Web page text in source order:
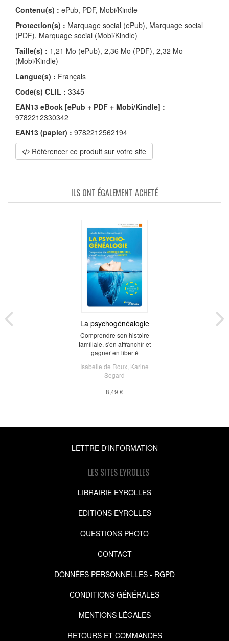
Contenu(s) : ePub, PDF, Mobi/Kindle
Protection(s) : Marquage social (ePub), Marquage social
(PDF), Marquage social (Mobi/Kindle)
Taille(s) : 1,21 Mo (ePub), 2,36 Mo (PDF), 2,32 Mo
(Mobi/Kindle)
Langue(s) : Français
Code(s) CLIL : 3345
EAN13 eBook [ePub + PDF + Mobi/Kindle] :
9782212330342
EAN13 (papier) : 9782212562194
Référencer ce produit sur votre site
ILS ONT ÉGALEMENT ACHETÉ
La psychogénéalogie
Comprendre son histoire
familiale, s'en affranchir et
gagner en liberté
Isabelle de Roux Karine
Segard
8,49 €
LETTRE D'INFORMATION
LES SITES EYROLLES
LIBRAIRIE EYROLLES
EDITIONS EYROLLES
QUESTIONS PHOTO
CONTACT
DONNÉES PERSONNELLES - RGPD
CONDITIONS GÉNÉRALES
MENTIONS LÉGALES
RETOURS ET COMMANDES